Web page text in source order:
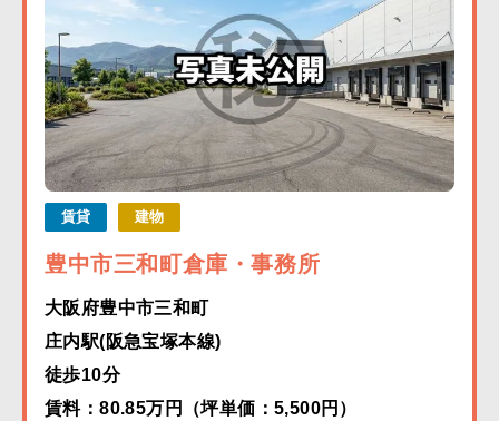
賃貸 建物
豊中市三和町倉庫・事務所
大阪府豊中市三和町
庄内駅(阪急宝塚本線)
徒歩10分
賃料：80.85万円（坪単価：5,500円）